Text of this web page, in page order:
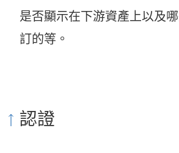
是否顯示在下游資產上以及
訂的等。
認證